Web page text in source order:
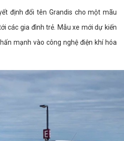
định đổi tên Grandis cho một mãu
các gia đình trẻ. Mẫu xe mới dự kiến
mạnh vào công nghệ điện khí hóa